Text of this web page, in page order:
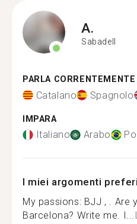
A.
Sabadell
PARLA CORRENTEMENTE
Catalano Spagnolo
IMPARA
Italiano Arabo
I miei argomenti
My passions: BJJ , . Are
Barcelona? Write me. I...